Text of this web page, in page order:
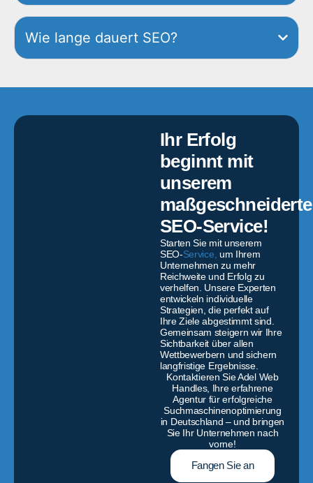
Wie lange dauert SEO?
Ihr Erfolg
beginnt mit
unserem
SEO-Service!
Starten Sie mit unserem
SEO-Service, um Ihrem
Unternehmen zu mehr
Reichweite und Erfolg zu
verhelfen. Unsere Experten
entwickeln individuelle
Strategien, die perfekt auf
Ihre Ziele abgestimmt sind.
Gemeinsam steigern wir Ihre
Sichtbarkeit über allen
Wettbewerbern und sichern
langfristige Ergebnisse.
Kontaktieren Sie Adel Web
Handles, Ihre erfahrene
Agentur für erfolgreiche
Suchmaschinenoptimierung
in Deutschland – und bringen
Sie Ihr Unternehmen nach
vorne!
Fangen Sie an